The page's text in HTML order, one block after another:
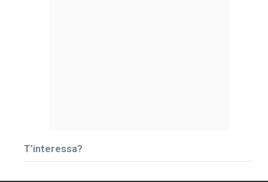
T’interessa?